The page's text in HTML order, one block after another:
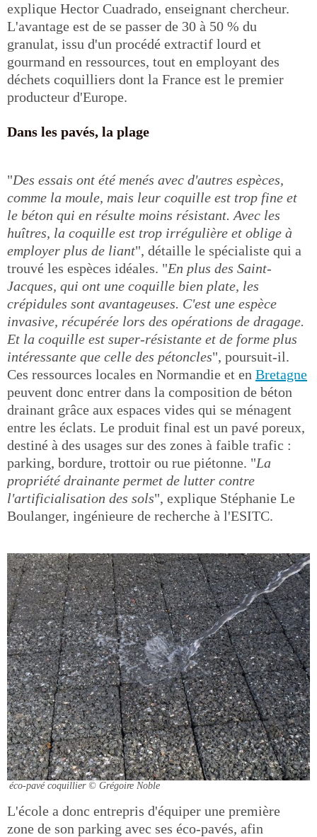
explique Hector Cuadrado, enseignant chercheur.
L'avantage est de se passer de 30 à 50 % du
granulat, issu d'un procédé extractif lourd et
gourmand en ressources, tout en employant des
déchets coquilliers dont la France est le premier
producteur d'Europe.
Dans les pavés, la plage
"Des essais ont été menés avec d'autres espèces,
comme la moule, mais leur coquille est trop fine et
le béton qui en résulte moins résistant. Avec les
huîtres, la coquille est trop irrégulière et oblige à
employer plus de liant", détaille le spécialiste qui a
trouvé les espèces idéales. "En plus des Saint-
Jacques, qui ont une coquille bien plate, les
crépidules sont avantageuses. C'est une espèce
invasive, récupérée lors des opérations de dragage.
Et la coquille est super-résistante et de forme plus
intéressante que celle des pétoncles", poursuit-il.
Ces ressources locales en Normandie et en Bretagne
peuvent donc entrer dans la composition de béton
drainant grâce aux espaces vides qui se ménagent
entre les éclats. Le produit final est un pavé poreux,
destiné à des usages sur des zones à faible trafic :
parking, bordure, trottoir ou rue piétonne. "La
propriété drainante permet de lutter contre
l'artificialisation des sols", explique Stéphanie Le
Boulanger, ingénieure de recherche à l'ESITC.
éco-pavé coquillier © Grégoire Noble
L'école a donc entrepris d'équiper une première
zone de son parking avec ses éco-pavés, afin